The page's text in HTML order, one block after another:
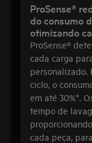
ProSense®
do consumo
otimizando
ProSense®
cada carga
personalizado.
ciclo, o
em até 30%*.
tempo de
cada peça,